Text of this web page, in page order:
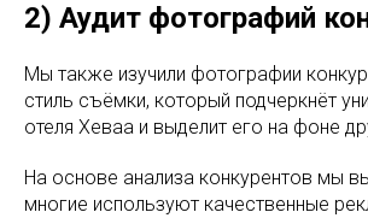
2) Аудит фотографий
Мы также изучили фотографии
стиль съёмки, который подчеркнёт
отеля Хеваа и выделит его на фоне
На основе анализа конкурентов мы
многие используют качественные